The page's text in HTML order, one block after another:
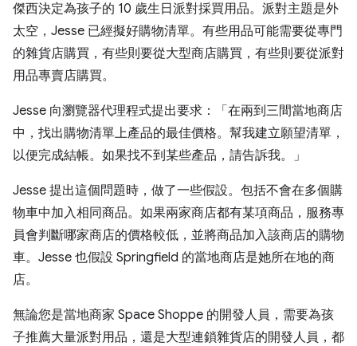
傑西決定為孩子的 10 歲生日派對採買用品。派對主題是外
太空，Jesse 已經擬好購物清單。有些用品可能需要從專門
的雜貨店購買，有些則要從大型商店購買，有些則要從派對
用品專賣店購買。
Jesse 向瀏覽器代理程式提出要求：「在兩到三間當地商店
中，找出購物清單上產品的最佳價格。幫我建立願望清單，
以便完成結帳。如果找不到某些產品，請告訴我。」
Jesse 提出這個問題時，做了一些假設。包括不會在多個購
物車中加入相同商品。如果兩家商店都有某項商品，服務專
員會判斷哪家商店的價格較低，並將商品加入該商店的購物
車。Jesse 也假設 Springfield 的當地商店是她所在地的商
店。
無論您是當地商家 Space Shoppe 的開發人員，需要為孩
子推薦大量派對用品，還是大型連鎖雜貨店的開發人員，都